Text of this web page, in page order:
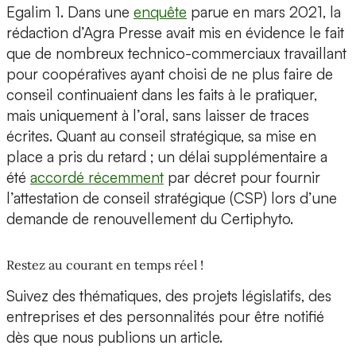
Egalim 1. Dans une enquête parue en mars 2021, la
rédaction d’Agra Presse avait mis en évidence le fait
que de nombreux technico-commerciaux travaillant
pour coopératives ayant choisi de ne plus faire de
conseil continuaient dans les faits à le pratiquer,
mais uniquement à l’oral, sans laisser de traces
écrites. Quant au conseil stratégique, sa mise en
place a pris du retard ; un délai supplémentaire a
été accordé récemment par décret pour fournir
l’attestation de conseil stratégique (CSP) lors d’une
demande de renouvellement du Certiphyto.
Restez au courant en temps réel !
Suivez des thématiques, des projets législatifs, des
entreprises et des personnalités pour être notifié
dès que nous publions un article.